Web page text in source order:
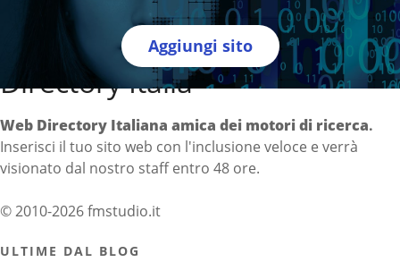
Aggiungi sito
Directory Italia
Web Directory Italiana amica dei motori di ricerca.
Inserisci il tuo sito web con l'inclusione veloce e verrà
visionato dal nostro staff entro 48 ore.
© 2010-2026 fmstudio.it
ULTIME DAL BLOG